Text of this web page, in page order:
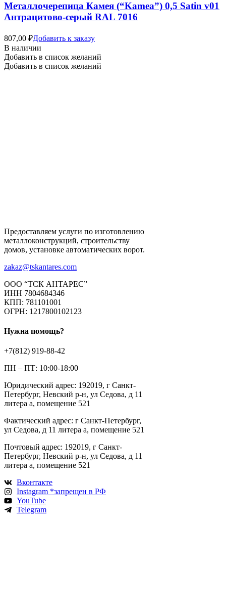
Металлочерепица Камея (“Kamea”) 0,5 Satin v01
Антрацитово-серый RAL 7016
807,00 ₽Добавить к заказу
В наличии
Добавить в список желаний
Добавить в список желаний
Предоставляем услуги по изготовлению
металлоконструкций, строительству
домов, установке автоматических ворот.
zakaz@tskantares.com
ООО “ТСК АНТАРЕС”
ИНН 7804684346
КПП: 781101001
ОГРН: 1217800102123
Нужна помощь?
+7(812) 919-88-42
ПН – ПТ: 10:00-18:00
Юридический адрес: 192019, г Санкт-
Петербург, Невский р-н, ул Седова, д 11
литера а, помещение 521
Фактический адрес: г Санкт-Петербург,
ул Седова, д 11 литера а, помещение 521
Почтовый адрес: 192019, г Санкт-
Петербург, Невский р-н, ул Седова, д 11
литера а, помещение 521
Вконтакте
Instagram *запрещен в РФ
YouTube
Telegram